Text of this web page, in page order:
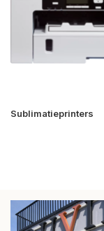
Sublimatieprinters